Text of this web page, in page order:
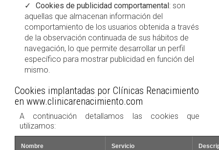
Cookies de publicidad comportamental: son
aquellas que almacenan información del
comportamiento de los usuarios obtenida a través
de la observación continuada de sus hábitos de
navegación, lo que permite desarrollar un perfil
específico para mostrar publicidad en función del
mismo.
Cookies implantadas por Clínicas Renacimiento
en www.clinicarenacimiento.com
A continuación detallamos las cookies que
utilizamos:
Nombre Servicio